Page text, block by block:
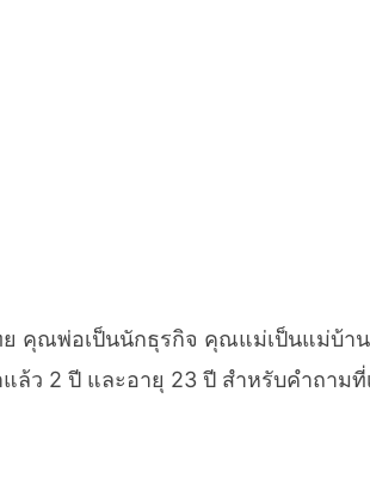
ย คุณพ่อเป็นนักธุรกิจ คุณแม่เป็นแม่
ว 2 ปี และอายุ 23 ปี สำหรับคำถาม